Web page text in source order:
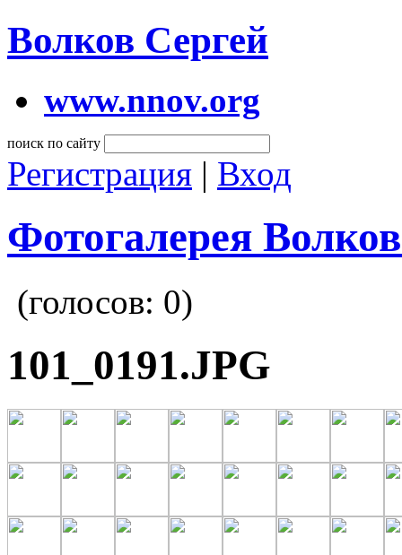
Волков Сергей
www.nnov.org
поиск по сайту
Регистрация | Вход
Фотогалерея
(голосов: 0)
101_0191.JPG